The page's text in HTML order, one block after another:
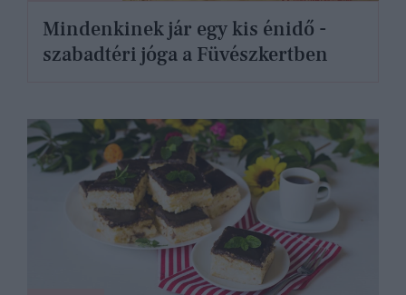
Mindenkinek jár egy kis énidő -
szabadtéri jóga a Füvészkertben